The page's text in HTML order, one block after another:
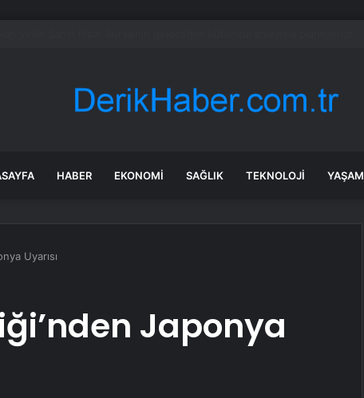
HABER EKONOMI SAĞLIK TEKNOLOJI YAŞAM
Uyarısı
Japonya